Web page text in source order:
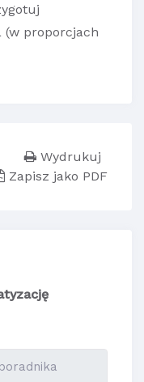
(w proporcjach
Wydrukuj
Zapisz jako PDF